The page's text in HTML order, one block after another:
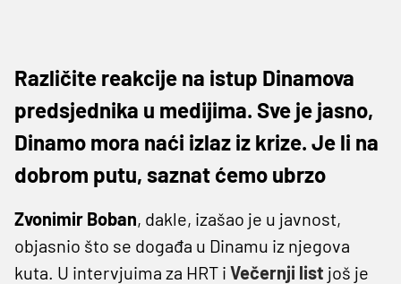
Različite reakcije na istup Dinamova
predsjednika u medijima. Sve je jasno,
Dinamo mora naći izlaz iz krize. Je li na
dobrom putu, saznat ćemo ubrzo
Zvonimir Boban, dakle, izašao je u javnost,
objasnio što se događa u Dinamu iz njegova
kuta. U intervjuima za HRT i Večernji list još je